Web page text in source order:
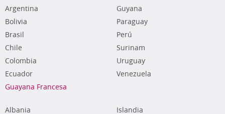
Argentina
Bolivia
Brasil
Chile
Colombia
Ecuador
Guayana Francesa
Guyana
Paraguay
Perú
Surinam
Uruguay
Venezuela
Albania
Islandia